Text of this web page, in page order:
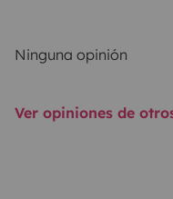
Ninguna opinión
Ver opiniones de